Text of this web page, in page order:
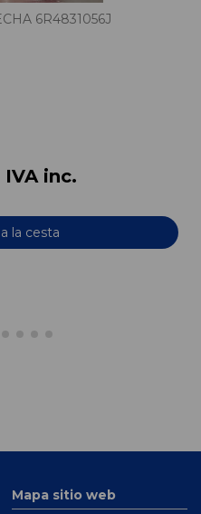
6R4831056J
IVA inc.
la cesta
Mapa sitio web